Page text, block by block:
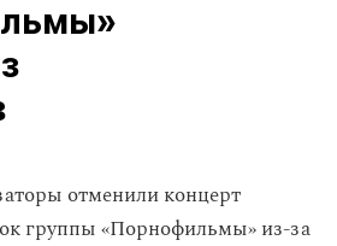
отменили концерт
группы «Порнофильмы» из-за